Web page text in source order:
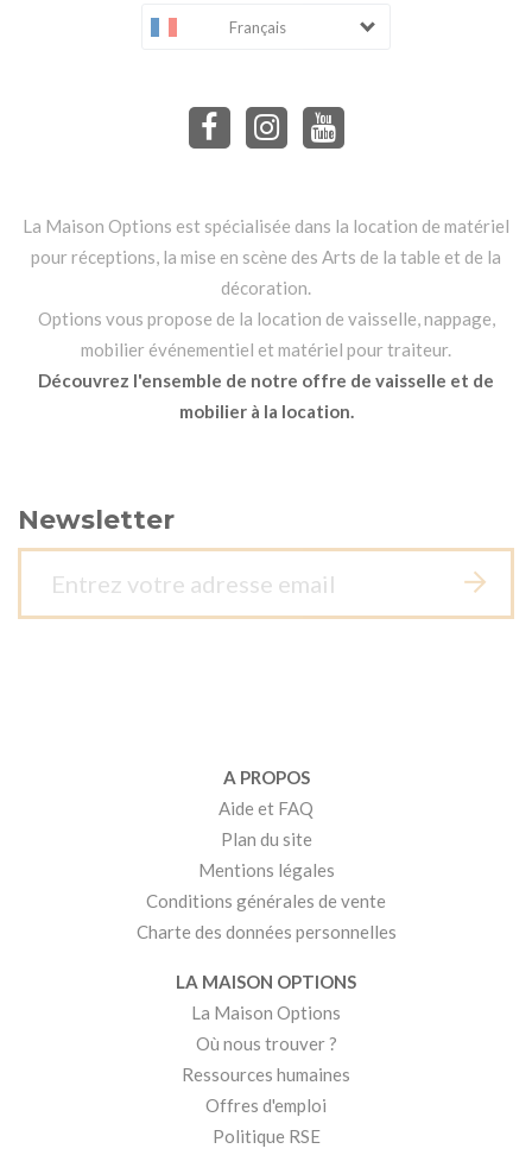
Français
La Maison Options est spécialisée dans la location de matériel
pour réceptions, la mise en scène des Arts de la table et de la
décoration.
Options vous propose de la location de vaisselle, nappage,
mobilier événementiel et matériel pour traiteur.
Découvrez l'ensemble de notre offre de vaisselle et de
mobilier à la location.
Newsletter
A PROPOS
Aide et FAQ
Plan du site
Mentions légales
Conditions générales de vente
Charte des données personnelles
LA MAISON OPTIONS
La Maison Options
Où nous trouver ?
Ressources humaines
Offres d'emploi
Politique RSE